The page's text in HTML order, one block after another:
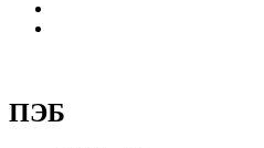
ПЭБ